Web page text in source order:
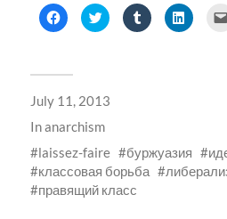
Click
to
share
in
window)
Click
to
share
window)
Click
to
share
Click
to
July 11, 2013
Inanarchism
laissez-faire
буржуазия
классовая борьба
правящий класс